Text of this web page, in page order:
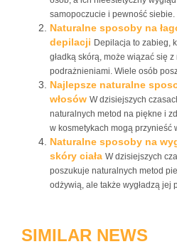
samopoczucie i pewność siebie.
Naturalne sposoby na
depilacji Depilacja to zabieg,
gładką skórą, może wiązać się
podrażnieniami. Wiele osób
Najlepsze naturalne
włosów W dzisiejszych
naturalnych metod na piękne i
w kosmetykach mogą przynieść
Naturalne sposoby na
skóry ciała W dzisiejszych
poszukuje naturalnych metod
odżywią, ale także wygładzą jej
SIMILAR NEWS